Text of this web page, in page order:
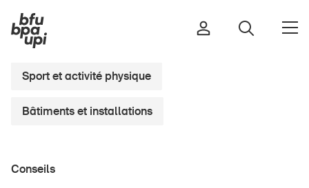
Route et trafic
Sport et activité physique
Bâtiments et installations
Conseils